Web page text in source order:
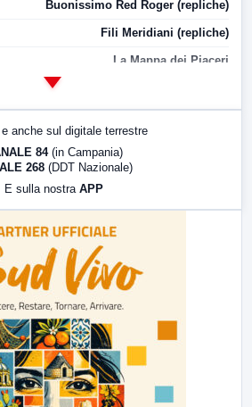
Buonissimo Red Roger (repliche)
Fili Meridiani (repliche)
La Mappa dei Piaceri
e anche sul digitale terrestre
84 (in Campania)
268 (DDT Nazionale)
E sulla nostra APP